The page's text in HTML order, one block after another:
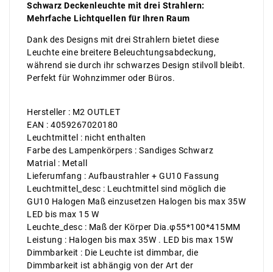
Schwarz Deckenleuchte mit drei Strahlern:
Mehrfache Lichtquellen für Ihren Raum
Dank des Designs mit drei Strahlern bietet diese
Leuchte eine breitere Beleuchtungsabdeckung,
während sie durch ihr schwarzes Design stilvoll bleibt.
Perfekt für Wohnzimmer oder Büros.
Hersteller : M2 OUTLET
EAN : 4059267020180
Leuchtmittel : nicht enthalten
Farbe des Lampenkörpers : Sandiges Schwarz
Matrial : Metall
Lieferumfang : Aufbaustrahler + GU10 Fassung
Leuchtmittel_desc : Leuchtmittel sind möglich die
GU10 Halogen Maß einzusetzen Halogen bis max 35W
LED bis max 15 W
Leuchte_desc : Maß der Körper Dia.φ55*100*415MM
Leistung : Halogen bis max 35W . LED bis max 15W
Dimmbarkeit : Die Leuchte ist dimmbar, die
Dimmbarkeit ist abhängig von der Art der